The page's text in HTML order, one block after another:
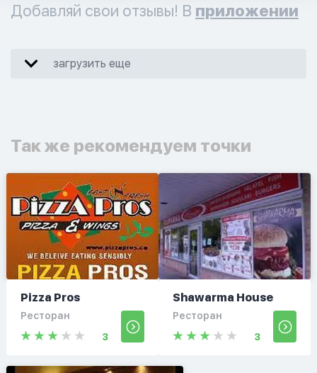
Добавляй свои отзывы! В приложении
загрузить еще
Так же рекомендуем точки
Pizza Pros
Ресторан
3
Shawarma House
Ресторан
3